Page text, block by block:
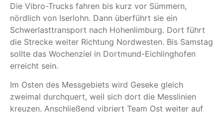
Die Vibro-Trucks fahren bis kurz vor Sümmern,
nördlich von Iserlohn. Dann überführt sie ein
Schwerlasttransport nach Hohenlimburg. Dort führt
die Strecke weiter Richtung Nordwesten. Bis Samstag
sollte das Wochenziel in Dortmund-Eichlinghofen
erreicht sein.
Im Osten des Messgebiets wird Geseke gleich
zweimal durchquert, weil sich dort die Messlinien
kreuzen. Anschließend vibriert Team Ost weiter auf